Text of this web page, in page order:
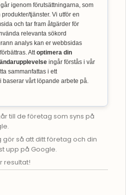
igenom förutsättningarna, som
tjänster. Vi utför en
och tar fram åtgärder för
relevanta sökord
analys kan er webbsidas
Attoptimera din
ingår förstås i vår
sammanfattas i ett
baserar vårt löpande arbete på.
till de företag som syns på
så att ditt företag och din
upp på Google.
resultat!